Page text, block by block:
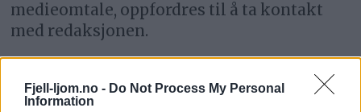
Fjell-ljom.no - Do Not Process My Personal
Information
medieomtale, oppfordres til å ta kontakt
med redaksjonen.
klageorgan som behandler klager mot